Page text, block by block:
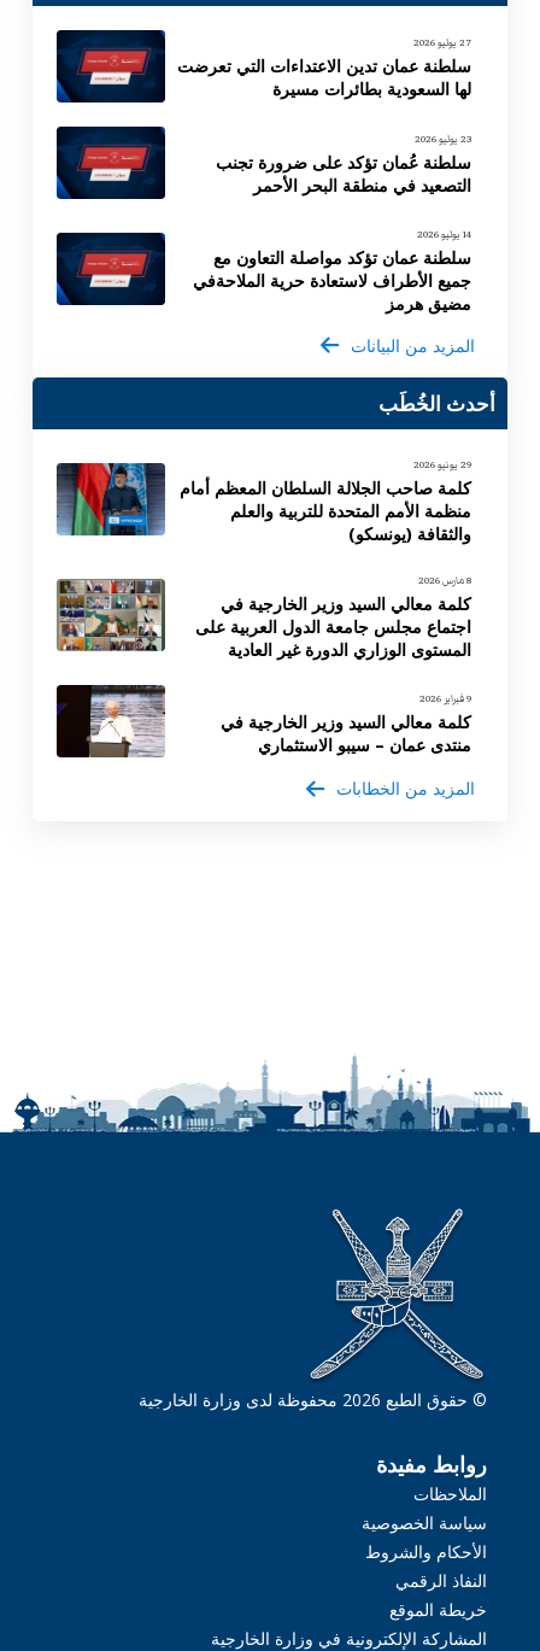
27 يوليو 2026
سلطنة عمان تدين الاعتداءات التي تعرضت
لها السعودية بطائرات مسيرة
23 يوليو 2026
سلطنة عُمان تؤكد على ضرورة تجنب
التصعيد في منطقة البحر الأحمر
14 يوليو 2026
سلطنة عمان تؤكد مواصلة التعاون مع
جميع الأطراف لاستعادة حرية الملاحةفي
مضيق هرمز
المزيد من البيانات
أحدث الخُطَب
29 يونيو 2026
كلمة صاحب الجلالة السلطان المعظم أمام
منظمة الأمم المتحدة للتربية والعلم
والثقافة (يونسكو)
8 مارس 2026
كلمة معالي السيد وزير الخارجية في
اجتماع مجلس جامعة الدول العربية على
المستوى الوزاري الدورة غير العادية
9 فبراير 2026
كلمة معالي السيد وزير الخارجية في
منتدى عمان – سيبو الاستثماري
المزيد من الخطابات
© حقوق الطبع 2026 محفوظة لدى وزارة الخارجية
روابط مفيدة
الملاحظات
سياسة الخصوصية
الأحكام والشروط
النفاذ الرقمي
خريطة الموقع
المشاركة الإلكترونية في وزارة الخارجية